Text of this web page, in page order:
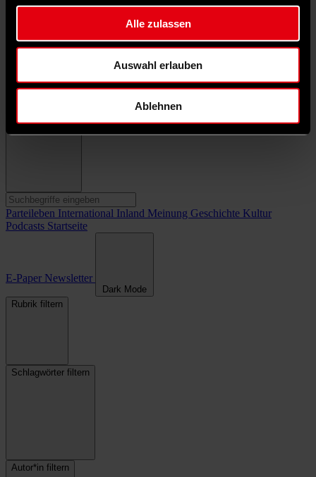
Alle zulassen
Auswahl erlauben
Ablehnen
Parteileben International Inland Meinung Geschichte Kultur
Podcasts Startseite
E-Paper Newsletter
Dark Mode
Rubrik filtern
Schlagwörter filtern
Autor*in filtern